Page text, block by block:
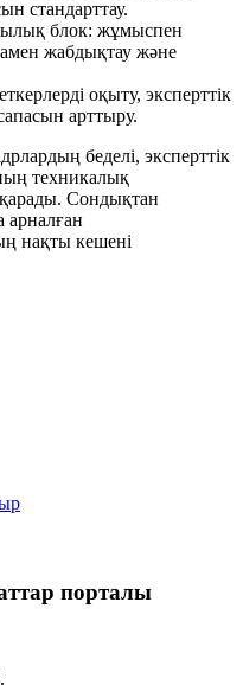
стандарттау.
блок: жұмыспен
жабдықтау және
оқыту, эксперттік
арттыру.
беделі, эксперттік
техникалық
Сондықтан
арналған
нақты кешені
порталы